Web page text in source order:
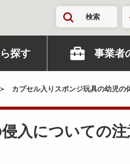
検索
探す 事業者
カプセル入りスポンジ玩具の幼児の
入についての注